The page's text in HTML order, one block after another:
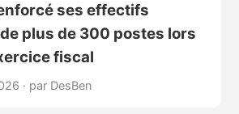
ses effectifs
plus de 300 postes lors
fiscal
· par DesBen